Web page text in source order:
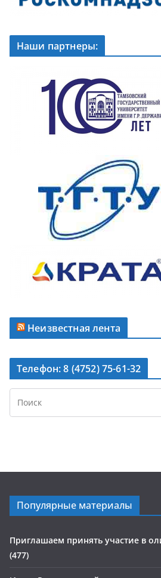
Наши партнеры:
Неизвестная лента
Телефон: 8 (4752) 75-61-32
Популярные материалы
Приглашаем принять участие в
(477)